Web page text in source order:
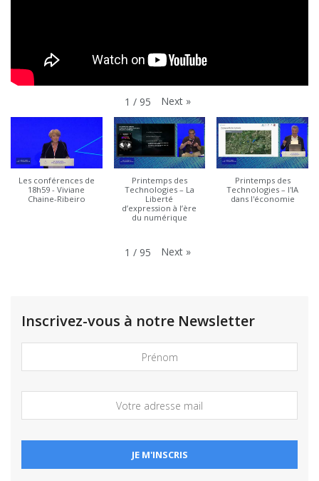
1 / 95 Next »
Les conférences de
18h59 - Viviane
Chaine-Ribeiro
Printemps des
Technologies – La
Liberté
d’expression à l’ère
du numérique
Printemps des
Technologies – l'IA
dans l'économie
1 / 95 Next »
Inscrivez-vous à notre Newsletter